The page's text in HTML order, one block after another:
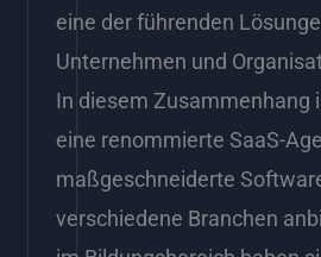
eine der führenden
Unternehmen und
In diesem Zusammenhang
eine renommierte SaaS-
maßgeschneiderte
verschiedene Branchen